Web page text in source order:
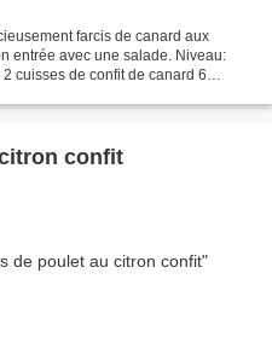
farcis de canard aux
entrée avec une salade. Niveau:
cuisses de confit de canard 6
confit